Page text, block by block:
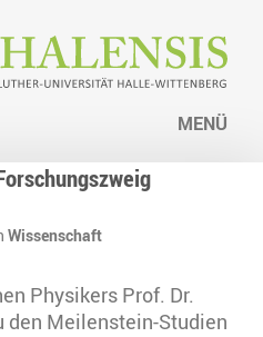
MENÜ
Wissenschaft
Physikers Prof. Dr.
den Meilenstein-Studien